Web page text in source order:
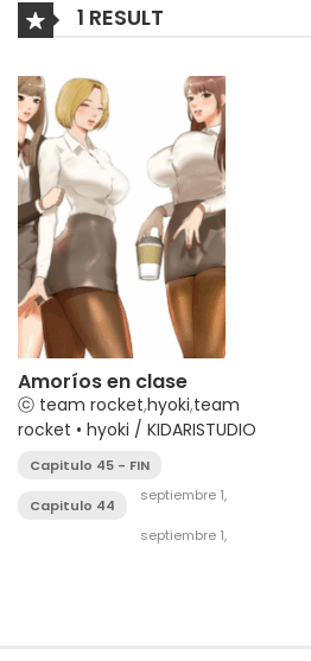
1 RESULT
Amoríos en clase
ⓒ team rocket,hyoki,team
rocket • hyoki / KIDARISTUDIO
Capitulo 45 - FIN
septiembre 1,
Capitulo 44
septiembre 1,